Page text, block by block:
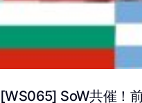
[WS065] SoW共催！